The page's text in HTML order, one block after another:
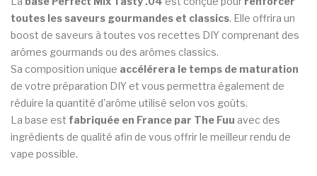
toutes les saveurs gourmandes et classics. Elle offrira un
boost de saveurs à toutes vos recettes DIY comprenant des
arômes gourmands ou des arômes classics.
Sa composition unique accélérera le temps de maturation
de votre préparation DIY et vous permettra également de
réduire la quantité d'arôme utilisé selon vos goûts.
La base est fabriquée en France par The Fuu avec des
ingrédients de qualité afin de vous offrir le meilleur rendu de
vape possible.